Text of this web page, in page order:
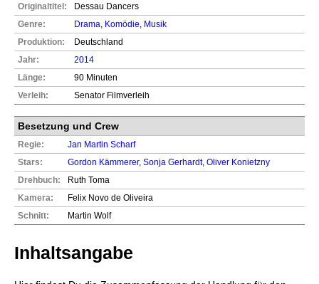
Originaltitel:
Dessau Dancers
Genre:
Drama Komödie Musik
Produktion:
Deutschland
Jahr:
2014
Länge:
90 Minuten
Verleih:
Senator Filmverleih
Besetzung und Crew
Regie:
Jan Martin Scharf
Stars:
Gordon Kämmerer, Sonja Gerhardt, Oliver Konietzny
Drehbuch:
Ruth Toma
Kamera:
Felix Novo de Oliveira
Schnitt:
Martin Wolf
Inhaltsangabe